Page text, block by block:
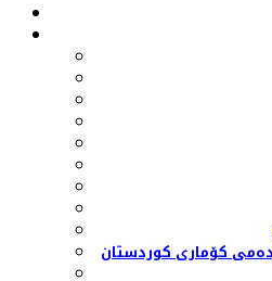
کۆماری کوردستان